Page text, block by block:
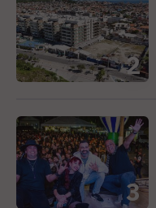
2
3